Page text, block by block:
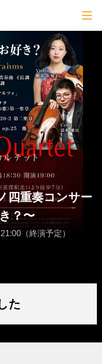
四重奏コンサー
？〜
（終演予定）
た